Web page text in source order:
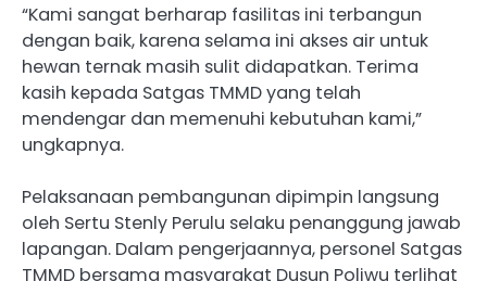
“Kami sangat berharap fasilitas ini terbangun
dengan baik, karena selama ini akses air untuk
hewan ternak masih sulit didapatkan. Terima
kasih kepada Satgas TMMD yang telah
mendengar dan memenuhi kebutuhan kami,”
ungkapnya.
Pelaksanaan pembangunan dipimpin langsung
oleh Sertu Stenly Perulu selaku penanggung jawab
lapangan. Dalam pengerjaannya, personel Satgas
TMMD bersama masyarakat Dusun Poliwu terlihat